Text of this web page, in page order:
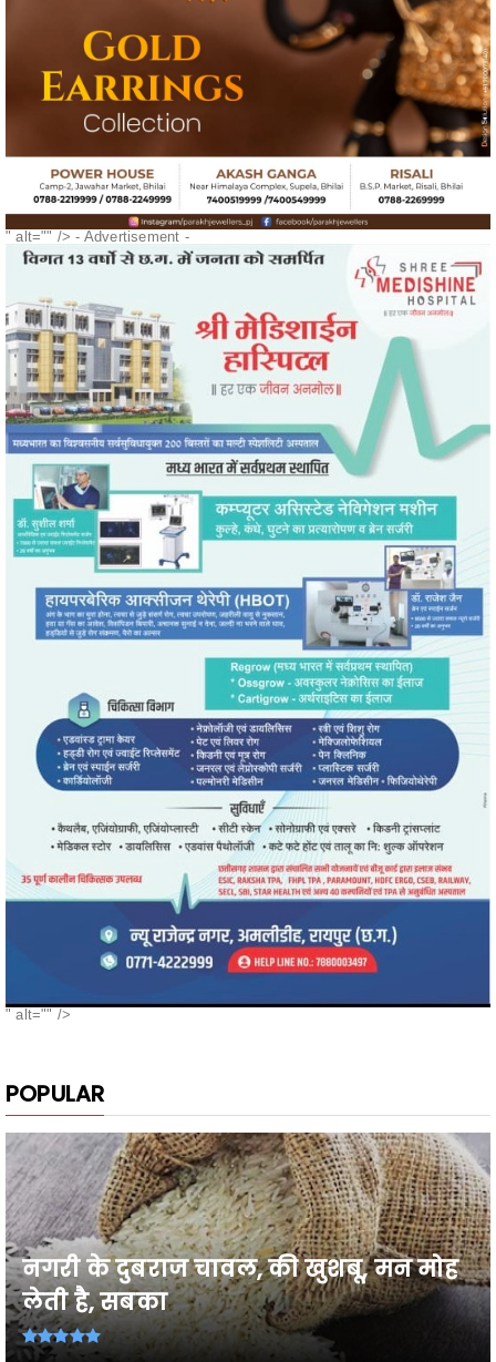
" alt="" />- Advertisement -
POPULAR
नगरी के दुबराज चावल, की खुशबू, मन मोह
लेती है, सबका
26वी राज्य स्तरीय शालेय क्रीड़ा प्रतियोगिता
2026-27 में प्...